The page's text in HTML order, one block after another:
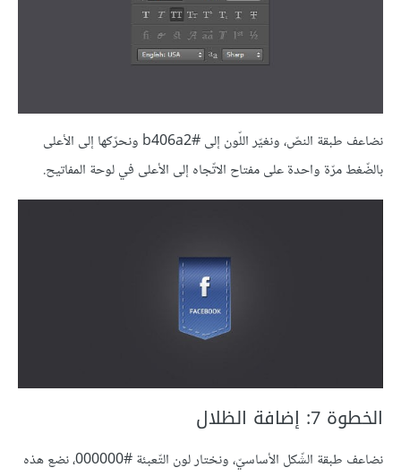
نضاعف طبقة النصّ، ونغيّر اللّون إلى #b406a2 ونحرّكها إلى الأعلى
بالضّغط مرّة واحدة على مفتاح الاتّجاه إلى الأعلى في لوحة المفاتيح.
الخطوة 7: إضافة الظلال
نضاعف طبقة الشّكل الأساسيّ، ونختار لون التّعبئة #000000، نضع هذه